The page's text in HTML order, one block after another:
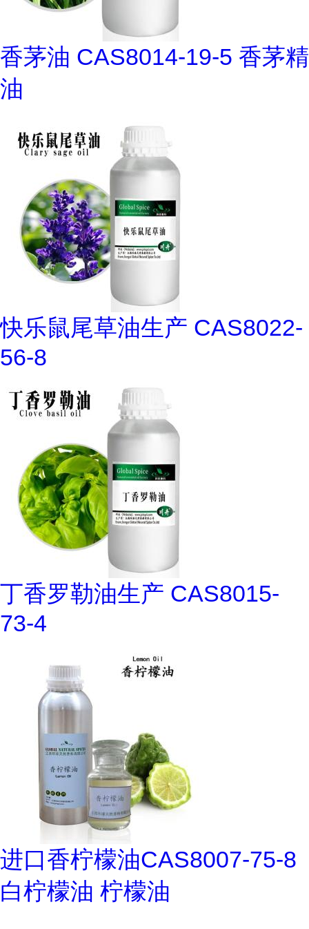
香茅油 CAS8014-19-5 香茅精
油
快乐鼠尾草油生产 CAS8022-
56-8
丁香罗勒油生产 CAS8015-
73-4
进口香柠檬油CAS8007-75-8
白柠檬油 柠檬油